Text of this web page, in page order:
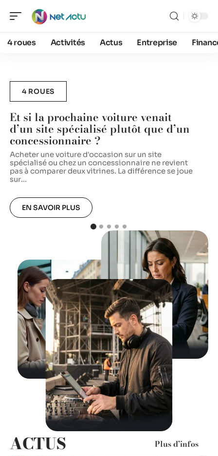
4 roues Activités Actus Entreprise
4 ROUES
Et si la prochaine voiture venait
d’un site spécialisé plutôt que d’un
concessionnaire ?
Acheter une voiture d'occasion sur un site
spécialisé ou chez un concessionnaire ne revient
pas à comparer deux vitrines. La différence se joue
sur…
EN SAVOIR PLUS
ACTUS Plus d’infos